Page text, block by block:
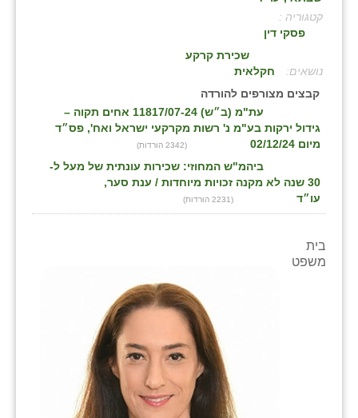
קטגוריה :
פסקי דין
:
שכירת קרקע
חקלאית
קבצים מצורפים להורדה
עת"מ (ב״ש) 11817/07-24 אחים תקוה –
גידול ירקות בע"מ נ' רשות מקרקעי ישראל ואח', פס״ד
מיום 02/12/24
(2342 הורדות)
ביהמ"ש המחוזי: שכירות עונתית של מעל ל-
30 שנה לא מקנה זכויות מיוחדות / ענת סער,
עו״ד
(2231 הורדות)
בית
משפט
בני ציון
גן הדרום
גן השומרון
גני עם
גני יהודה